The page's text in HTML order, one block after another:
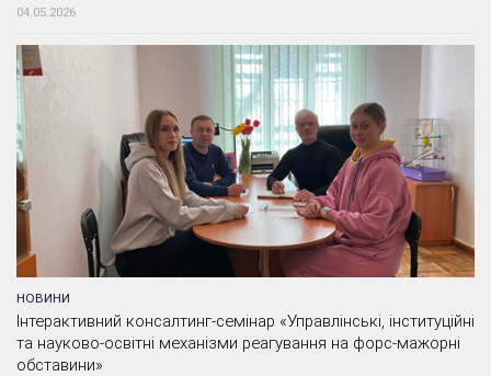
04.05.2026
НОВИНИ
Інтерактивний консалтинг-семінар «Управлінські, інституційні
та науково-освітні механізми реагування на форс-мажорні
обставини»